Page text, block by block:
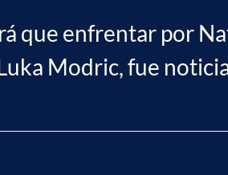
que enfrentar por
Modric, fue